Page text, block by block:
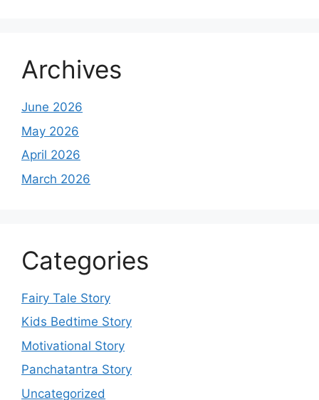
Archives
June 2026
May 2026
April 2026
March 2026
Categories
Fairy Tale Story
Kids Bedtime Story
Motivational Story
Panchatantra Story
Uncategorized